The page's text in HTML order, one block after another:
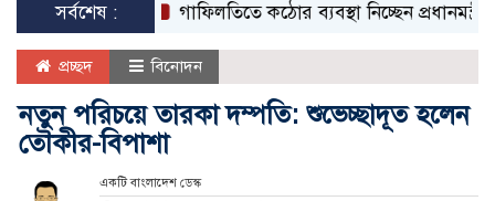
সর্বশেষ :
গাফিলতিতে কঠোর ব্যবস্থা নিচ্ছেন প্রধানমন্ত্রী: রিজভী
প্রচ্ছদ বিনোদন
নতুন পরিচয়ে তারকা দম্পতি: শুভেচ্ছাদূত হলেন
তৌকীর-বিপাশা
একটি বাংলাদেশ ডেস্ক